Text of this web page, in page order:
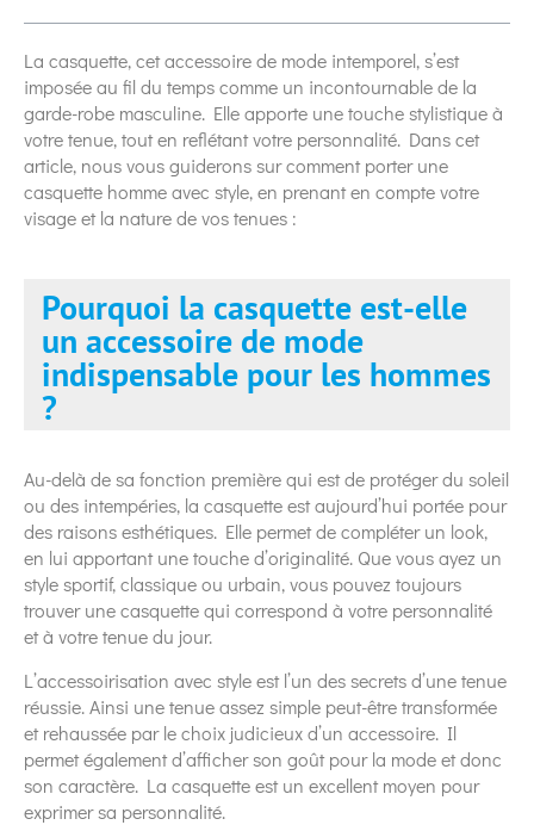
La casquette, cet accessoire de mode intemporel, s’est
imposée au fil du temps comme un incontournable de la
garde-robe masculine. Elle apporte une touche stylistique à
votre tenue, tout en reflétant votre personnalité. Dans cet
article, nous vous guiderons sur comment porter une
casquette homme avec style, en prenant en compte votre
visage et la nature de vos tenues :
Pourquoi la casquette est-elle
un accessoire de mode
indispensable pour les hommes
?
Au-delà de sa fonction première qui est de protéger du soleil
ou des intempéries, la casquette est aujourd’hui portée pour
des raisons esthétiques. Elle permet de compléter un look,
en lui apportant une touche d’originalité. Que vous ayez un
style sportif, classique ou urbain, vous pouvez toujours
trouver une casquette qui correspond à votre personnalité
et à votre tenue du jour.
L’accessoirisation avec style est l’un des secrets d’une tenue
réussie. Ainsi une tenue assez simple peut-être transformée
et rehaussée par le choix judicieux d’un accessoire. Il
permet également d’afficher son goût pour la mode et donc
son caractère. La casquette est un excellent moyen pour
exprimer sa personnalité.